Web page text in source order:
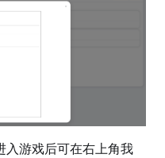
入游戏后可在右上角我